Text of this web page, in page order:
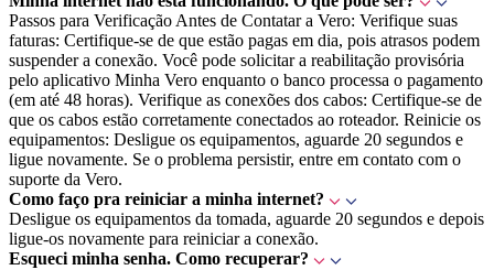
Passos para Verificação Antes de Contatar a Vero: Verifique suas
faturas: Certifique-se de que estão pagas em dia, pois atrasos podem
suspender a conexão. Você pode solicitar a reabilitação provisória
pelo aplicativo Minha Vero enquanto o banco processa o pagamento
(em até 48 horas). Verifique as conexões dos cabos: Certifique-se de
que os cabos estão corretamente conectados ao roteador. Reinicie os
equipamentos: Desligue os equipamentos, aguarde 20 segundos e
ligue novamente. Se o problema persistir, entre em contato com o
suporte da Vero.
Como faço pra reiniciar a minha internet?
Desligue os equipamentos da tomada, aguarde 20 segundos e depois
ligue-os novamente para reiniciar a conexão.
Esqueci minha senha. Como recuperar?